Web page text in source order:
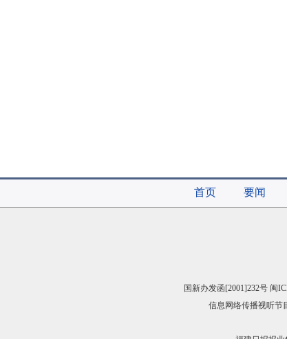
首页 要闻
国新办发函[2001]232号 闽
信息网络传播视听节